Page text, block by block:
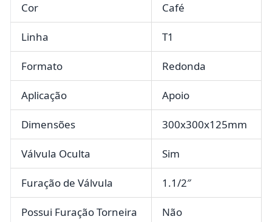
Cor Café
Linha T1
Formato Redonda
Aplicação Apoio
Dimensões 300x300x125mm
Válvula Oculta Sim
Furação de Válvula 1.1/2″
Possui Furação Torneira Não